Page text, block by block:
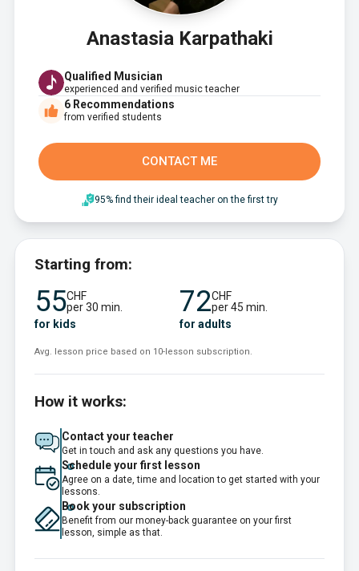
Anastasia Karpathaki
Qualified Musician
experienced and verified music teacher
6 Recommendations
from verified students
CONTACT ME
95% find their ideal teacher on the first try
Starting from:
55CHF
per 30 min.
for kids
72CHF
per 45 min.
for adults
Avg. lesson price based on 10-lesson subscription.
How it works:
Contact your teacher
Get in touch and ask any questions you have.
Schedule your first lesson
Agree on a date, time and location to get started with your
lessons.
Book your subscription
Benefit from our money-back guarantee on your first
lesson, simple as that.